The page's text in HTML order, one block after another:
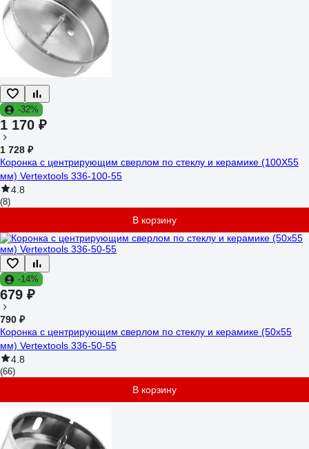
-32%
1 170 ₽
1 728 ₽
Коронка с центрирующим сверлом по стеклу и керамике (100Х55
мм) Vertextools 336-100-55
4.8
(8)
В корзину
-14%
679 ₽
790 ₽
Коронка с центрирующим сверлом по стеклу и керамике (50х55
мм) Vertextools 336-50-55
4.8
(66)
В корзину